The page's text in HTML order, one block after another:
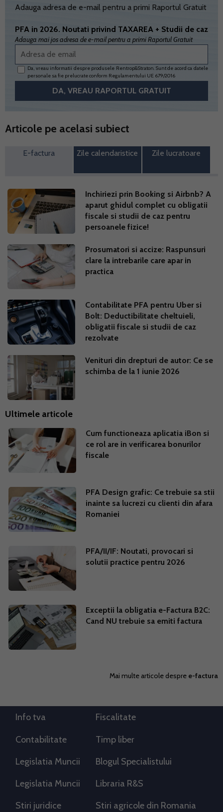
Adauga adresa de e-mail pentru a primi Raportul Gratuit
PFA in 2026. Noutati privind TAXAREA + Studii de caz
Adauga mai jos adresa de e-mail pentru a primi Raportul Gratuit
Da, vreau informatii despre produsele Rentrop&Straton. Sunt de acord ca datele
personale sa fie prelucrate conform Regulamentului UE 679/2016
Articole pe acelasi subiect
E-factura Zile calendaristice Zile lucratoare
Inchiriezi prin Booking si Airbnb? A
aparut ghidul complet cu obligatii
fiscale si studii de caz pentru
persoanele fizice!
Prosumatori si accize: Raspunsuri
clare la intrebarile care apar in
practica
Contabilitate PFA pentru Uber si
Bolt: Deductibilitate cheltuieli,
obligatii fiscale si studii de caz
rezolvate
Venituri din drepturi de autor: Ce se
schimba de la 1 iunie 2026
Ultimele articole
Cum functioneaza aplicatia iBon si
ce rol are in verificarea bonurilor
fiscale
PFA Design grafic: Ce trebuie sa stii
inainte sa lucrezi cu clienti din afara
Romaniei
PFA/II/IF: Noutati, provocari si
solutii practice pentru 2026
Exceptii la obligatia e-Factura B2C:
Cand NU trebuie sa emiti factura
Mai multe articole despre e-factura
Info tva Fiscalitate
Contabilitate Timp liber
Legislatia Muncii Blogul Specialistului
Legislatia Muncii Libraria R&S
Stiri juridice Stiri agricole din Romania